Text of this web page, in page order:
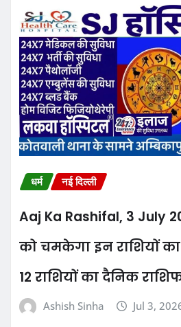
धर्म नई दिल्ली
Aaj Ka Rashifal, 3 July
को चमकेगा इन राशियों
12 राशियों का दैनिक
Ashish Sinha Jul 3,